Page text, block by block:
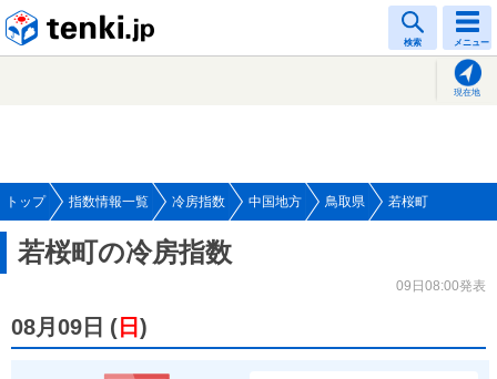
検索 メニュー
現在地
トップ 指数情報一覧 冷房指数 中国地方 鳥取県 若桜町
若桜町の冷房指数
09日08:00発表
08月09日 ( 日 )